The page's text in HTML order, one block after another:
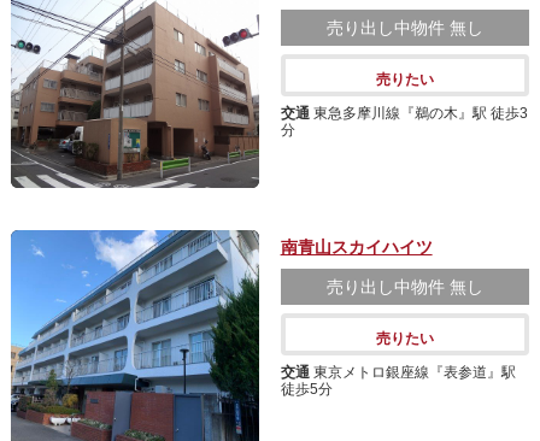
売り出し中物件 無し
売りたい
交通 東急多摩川線『鵜の木』駅 徒歩3
分
南青山スカイハイツ
売り出し中物件 無し
売りたい
交通 東京メトロ銀座線『表参道』駅
徒歩5分